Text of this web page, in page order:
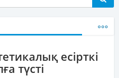
есірткі
түсті